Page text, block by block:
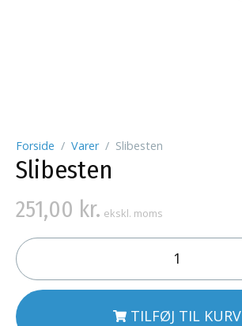
Forside Varer Slibesten
Slibesten
251,00 kr. ekskl. moms
TILFØJ TIL KURV